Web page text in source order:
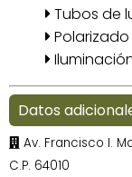
Tubos de
Datos
Av. Francisco I.
C.P. 64010